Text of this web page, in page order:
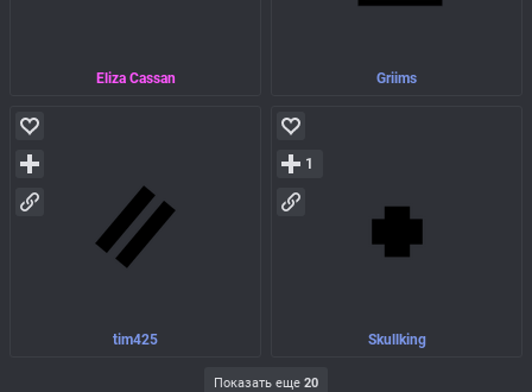
Eliza Cassan Griims
tim425 Skullking
1
Показать еще 20